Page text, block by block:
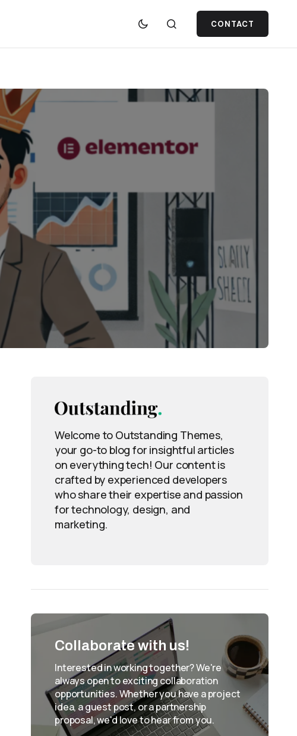
CONTACT
Welcome to Outstanding Themes,
your go-to blog for insightful articles
on everything tech! Our content is
crafted by experienced developers
who share their expertise and passion
for technology, design, and
marketing.
Collaborate with us!
Interested in working together? We're
always open to exciting collaboration
opportunities. Whether you have a project
idea, a guest post, or a partnership
proposal, we'd love to hear from you.